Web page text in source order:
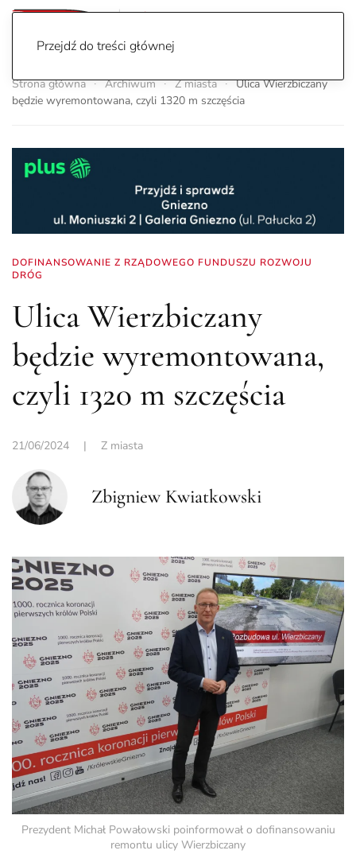
Przejdź do treści głównej
Strona główna Archiwum Z miasta
Ulica Wierzbiczany
będzie wyremontowana, czyli 1320 m szczęścia
DOFINANSOWANIE Z RZĄDOWEGO FUNDUSZU ROZWOJU
DRÓG
Ulica Wierzbiczany
będzie wyremontowana,
czyli 1320 m szczęścia
21/06/2024 | Z miasta
Zbigniew Kwiatkowski
Prezydent Michał Powałowski poinformował o dofinansowaniu
remontu ulicy Wierzbiczany